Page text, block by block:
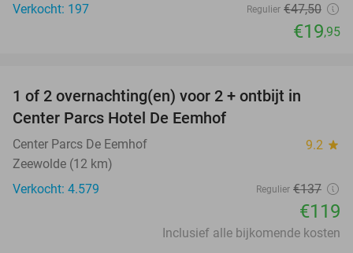
Verkocht: 197
Regulier €47,50
€19,95
1 of 2 overnachting(en) voor 2 + ontbijt in
Center Parcs Hotel De Eemhof
Center Parcs De Eemhof 9.2 star
Zeewolde (12 km)
Verkocht: 4.579
Regulier €137
€119
Inclusief alle bijkomende kosten